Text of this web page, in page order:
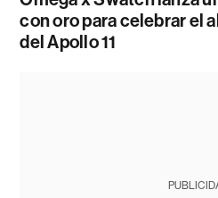
con oro para celebrar el
del Apollo 11